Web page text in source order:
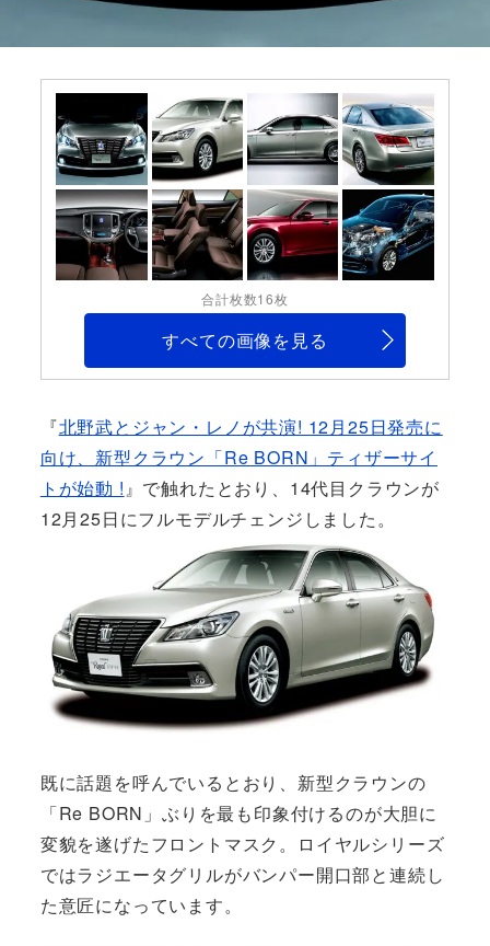
合計枚数16枚
すべての画像を見る
『北野武とジャン・レノが共演! 12月25日発売に
向け、新型クラウン「Re BORN」ティザーサイ
トが始動 !』で触れたとおり、14代目クラウンが
12月25日にフルモデルチェンジしました。
既に話題を呼んでいるとおり、新型クラウンの
「Re BORN」ぶりを最も印象付けるのが大胆に
変貌を遂げたフロントマスク。ロイヤルシリーズ
ではラジエータグリルがバンパー開口部と連続し
た意匠になっています。